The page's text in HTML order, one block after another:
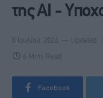
της AI -
8 Ιουλίου, 2026 Updated:
6 Mins Read
Facebook